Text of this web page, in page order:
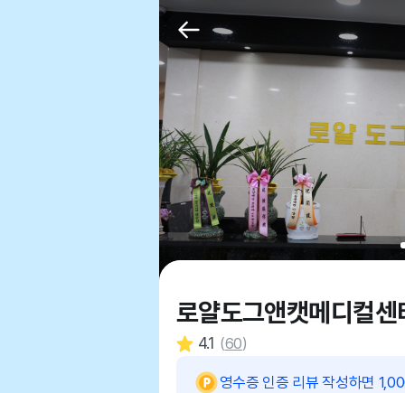
로얄도그앤캣메디컬센
4.1 (60)
영수증 인증 리뷰 작성하면